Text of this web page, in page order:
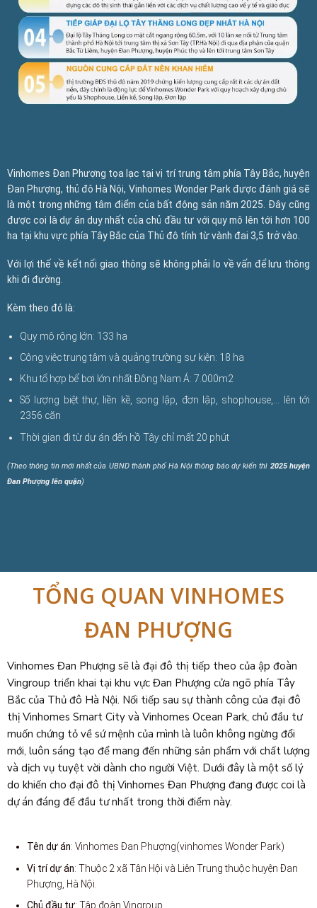
Vinhomes Đan Phượng tọa lạc tại vị trí trung tâm phía Tây Bắc, huyện
Đan Phượng, thủ đô Hà Nội, Vinhomes Wonder Park được đánh giá sẽ
là một trong những tâm điểm của bất động sản năm 2025. Đây cũng
được coi là dự án duy nhất của chủ đầu tư với quy mô lên tới hơn 100
ha tại khu vực phía Tây Bắc của Thủ đô tính từ vành đai 3,5 trở vào.
Với lợi thế về kết nối giao thông sẽ không phải lo về vấn để lưu thông
khi đi đường.
Kèm theo đó là:
Quy mô rộng lớn: 133 ha
Công việc trung tâm và quảng trường sự kiện: 18 ha
Khu tổ hợp bể bơi lớn nhất Đông Nam Á: 7.000m2
Số lượng biệt thự, liền kề, song lập, đơn lập, shophouse,… lên tới
2356 căn
Thời gian đi từ dự án đến hồ Tây chỉ mất 20 phút
(Theo thông tin mới nhất của UBND thành phố Hà Nội thông báo dự kiến thì 2025 huyện
Đan Phượng lên quận)
TỔNG QUAN VINHOMES
ĐAN PHƯỢNG
Vinhomes Đan Phượng sẽ là đại đô thị tiếp theo của ập đoàn
Vingroup triển khai tại khu vực Đan Phượng cửa ngõ phía Tây
Bắc của Thủ đô Hà Nội. Nối tiếp sau sự thành công của đại đô
thị Vinhomes Smart City và Vinhomes Ocean Park, chủ đầu tư
muốn chứng tỏ về sứ mệnh của mình là luôn không ngừng đổi
mới, luôn sáng tạo để mang đến những sản phẩm với chất lượng
và dịch vụ tuyệt vời dành cho người Việt. Dưới đây là một số lý
do khiến cho đại đô thị Vinhomes Đan Phượng đang được coi là
dự án đáng để đầu tư nhất trong thời điểm này.
Tên dự án: Vinhomes Đan Phượng(vinhomes Wonder Park)​​
Vị trí dự án: Thuộc 2 xã Tân Hội và Liên Trung thuộc huyện Đan
Phượng, Hà Nội.
Chủ đầu tư: Tập đoàn Vingroup